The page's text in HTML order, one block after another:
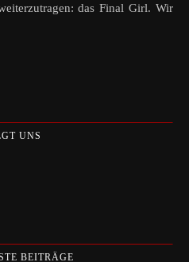
das Final Girl. Wir
UNS
BEITRÄGE